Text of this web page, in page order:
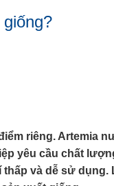
riêng. Artemia
yêu cầu chất
và dễ sử dụng.